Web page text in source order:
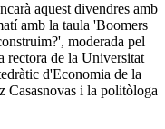
aquest divendres amb
amb la taula 'Boomers
moderada pel
rectora de la Universitat
d'Economia de la
Casasnovas i la politòloga